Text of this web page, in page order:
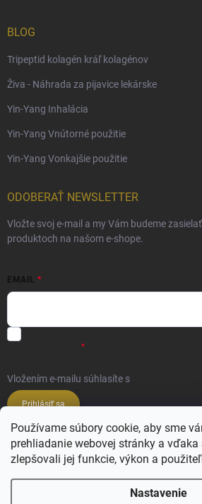
Používame súbory cookie, aby sme
prehliadanie webovej stránky a
zlepšovali jej funkcie, výkon a
Nastavenie
BLOG
Tripeptid kolagén kráľ kolagénov
Živa - Náhrada za pijavice lekárske
Yin-Yang Inhalácia
Yin-Yang Vnútorné použitie
Yin-Yang Vonkajšie použitie
ODOBERAŤ NEWSLETTER
Vložte svoj e-mail a my Vám budeme
produktoch na našom e-shope.
EMAIL
Vložením e-mailu súhlasíte s
Prihlásiť sa
Veľkoobchod ESSENZE
Veľkoobchod SALIMBENI